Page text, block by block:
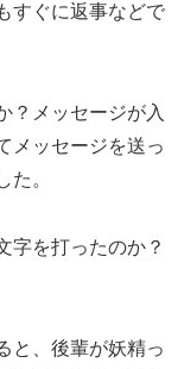
すぐに返事などで
？メッセージが入
メッセージを送っ
た。
字を打ったのか？
と、後輩が妖精っ